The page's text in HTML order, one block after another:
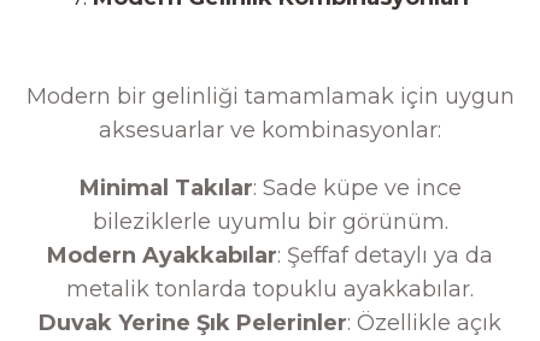
Modern bir gelinliği tamamlamak için uygun
aksesuarlar ve kombinasyonlar:
Minimal Takılar: Sade küpe ve ince
bileziklerle uyumlu bir görünüm.
Modern Ayakkabılar: Şeffaf detaylı ya da
metalik tonlarda topuklu ayakkabılar.
Duvak Yerine Şık Pelerinler: Özellikle açık